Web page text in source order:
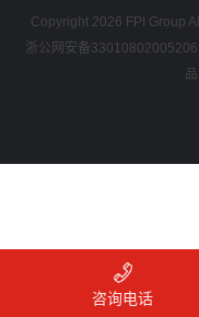
Copyright 2026 FPI Group
浙公网安备33010802005206
咨询电话